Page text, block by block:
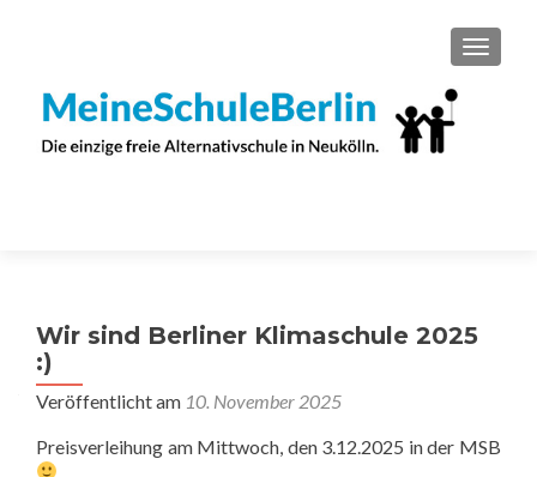
Wir sind Berliner Klimaschule 2025
:)
Veröffentlicht am 10. November 2025
Preisverleihung am Mittwoch, den 3.12.2025 in der MSB